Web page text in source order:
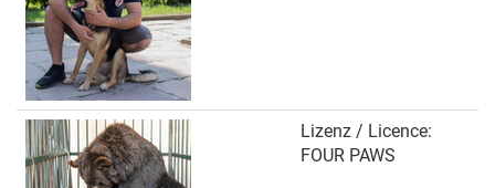
Lizenz / Licence:
FOUR PAWS